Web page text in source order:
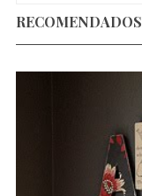
RECOMENDADOS